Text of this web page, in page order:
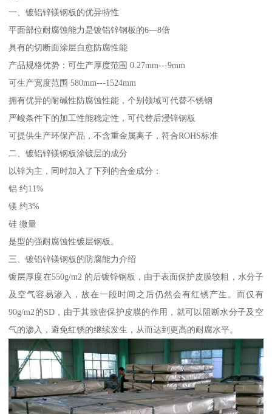
一、镀铝锌镁钢板的优异特性
平面部位耐腐蚀能力是镀铝锌钢板的6—8倍
具有的切断面涂层自愈防腐性能
产品规格优势：可生产厚度范围 0.27mm---9mm
可生产宽度范围 580mm---1524mm
拥有优异的耐碱性防腐蚀性能，个别领域可代替不锈钢
严峻条件下的加工性能稳定性，可代替后浸锌钢板
可提供生产环保产品，不含重金属离子，符合ROHS标准
二、镀铝锌镁钢板涂镀层的成分
以锌为主，同时加入了下列的合金成分：
铝 约11%
镁 约3%
硅 微量
是型的强耐腐蚀性镀层钢板。
三、镀铝锌镁钢板的防腐能力介绍
镀层厚度在550g/m2 的后镀锌钢板，由于表面保护皮膜较粗，水分子
及空气容易渗入，故在一段时间之后仍然会有红锈产生。而仅有
90g/m2的SD，由于其致密保护皮膜的作用，就可以阻断水分子及空
气的渗入，避免红锈的继续发生，从而达到更高的耐腐水平。